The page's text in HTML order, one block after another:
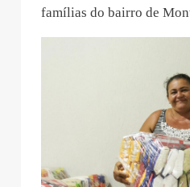
famílias do bairro de